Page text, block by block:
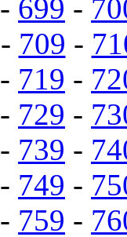
- 699 -
- 709 -
- 719 -
- 729 -
- 739 -
- 749 -
- 759 -